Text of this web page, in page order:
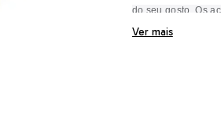
do seu gosto. Os
mostra,
Ver mais